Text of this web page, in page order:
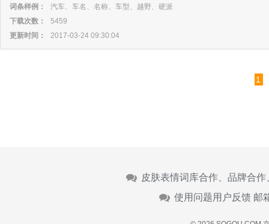
词条样例：
汽车、车名、名称、车型、越野、硬派
下载次数：
5459
更新时间：
2017-03-24 09:30:04
1
皮肤表情词库合作、品牌合
使用问题用户反馈 邮